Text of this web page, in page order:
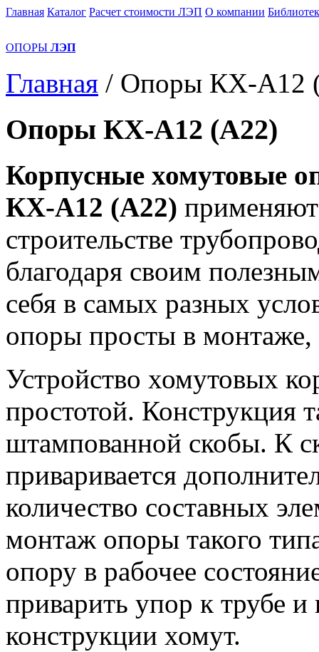
Главная Каталог Расчет стоимости ЛЭП О компании
ОПОРЫ ЛЭП
Главная / Опоры КХ-А12
Опоры КХ-А12 (А22)
Корпусные хомутовые
КХ-А12 (А22)
строительстве
благодаря своим
себя в самых разных
опоры просты в
Устройство хомутовых
простотой. Конструкция
штампованной скобы. К
приваривается
количество составных
монтаж опоры такого
опору в рабочее
приварить упор к трубе
конструкции хомут.